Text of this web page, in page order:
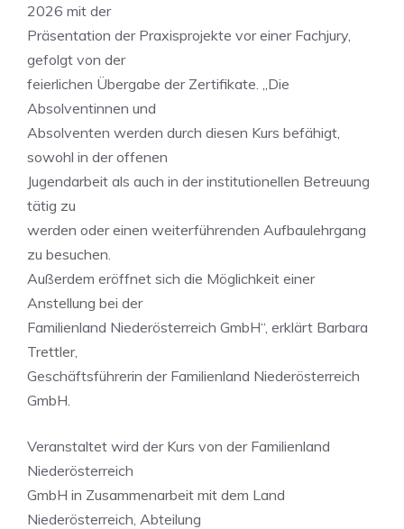
2026 mit der
Präsentation der Praxisprojekte vor einer Fachjury,
gefolgt von der
feierlichen Übergabe der Zertifikate. „Die
Absolventinnen und
Absolventen werden durch diesen Kurs befähigt,
sowohl in der offenen
Jugendarbeit als auch in der institutionellen Betreuung
tätig zu
werden oder einen weiterführenden Aufbaulehrgang
zu besuchen.
Außerdem eröffnet sich die Möglichkeit einer
Anstellung bei der
Familienland Niederösterreich GmbH“, erklärt Barbara
Trettler,
Geschäftsführerin der Familienland Niederösterreich
GmbH.
Veranstaltet wird der Kurs von der Familienland
Niederösterreich
GmbH in Zusammenarbeit mit dem Land
Niederösterreich, Abteilung